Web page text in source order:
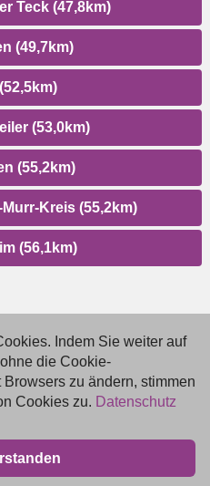
Teck (47,8km)
(49,7km)
(53,0km)
(55,2km)
Kreis (55,2km)
(56,1km)
Indem Sie weiter auf
die Cookie-
zu ändern, stimmen
Cookies zu. Datenschutz